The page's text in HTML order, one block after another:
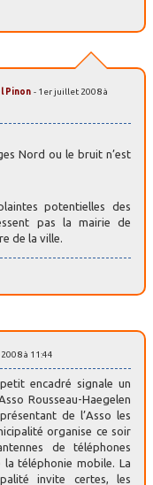
Pinon - 1er juillet 2008 à
Nord ou le bruit n’est
potentielles des
pas la mairie de
de la ville.
à 11:44
encadré signale un
Rousseau-Haegelen
de l’Asso les
organise ce soir
de téléphones
téléphonie mobile. La
invite certes, les